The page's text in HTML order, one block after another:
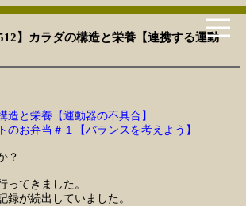
】カラダの構造と栄養【連携する運動
造と栄養【運動器の不具合】
のお弁当＃１【バランスを考えよう】
？
ってきました。
録が続出していました。